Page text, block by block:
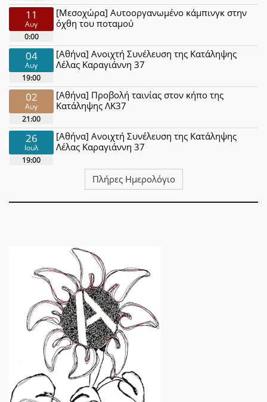
11
Αυγ
0:00
[Μεσοχώρα] Αυτοοργανωμένο κάμπινγκ στην
όχθη του ποταμού
04
Αυγ
19:00
[Αθήνα] Ανοιχτή Συνέλευση της Κατάληψης
Λέλας Καραγιάννη 37
02
Αυγ
21:00
[Αθήνα] Προβολή ταινίας στον κήπο της
Κατάληψης ΛΚ37
26
Ιουλ
19:00
[Αθήνα] Ανοιχτή Συνέλευση της Κατάληψης
Λέλας Καραγιάννη 37
Πλήρες Ημερολόγιο